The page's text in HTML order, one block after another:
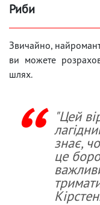
Риби
Звичайно,
ви можете
шлях.
"Цей
знає,
це